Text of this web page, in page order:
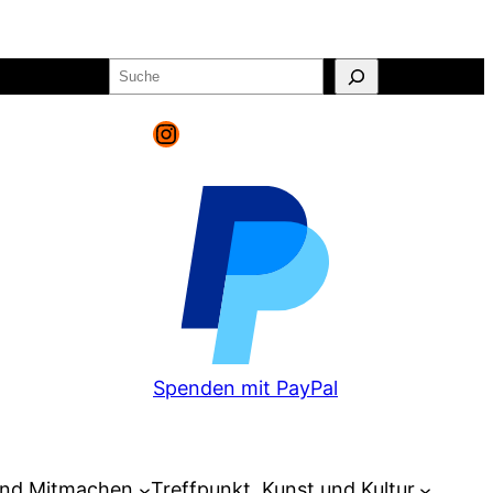
Suchen
Instagram
Spenden mit PayPal